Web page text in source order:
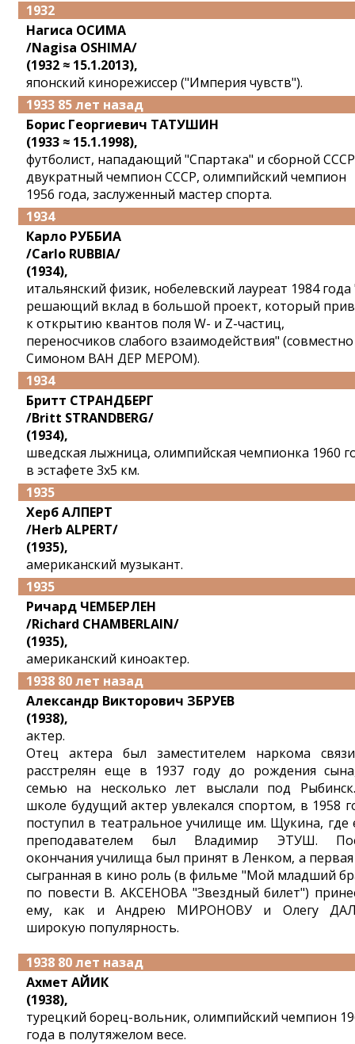
1932
Нагиса ОСИМА
/Nagisa OSHIMA/
(1932 ≈ 15.1.2013),
японский кинорежиссер ("Империя чувств").
1933 85 лет назад
Борис Георгиевич ТАТУШИН
(1933 ≈ 15.1.1998),
футболист, нападающий "Спартака" и сборной
двукратный чемпион СССР, олимпийский чемпион
1956 года, заслуженный мастер спорта.
1934
Карло РУББИА
/Carlo RUBBIA/
(1934),
итальянский физик, нобелевский лауреат 1984 года
решающий вклад в большой проект, который
к открытию квантов поля W- и Z-частиц,
переносчиков слабого взаимодействия" (совместно
Симоном ВАН ДЕР МЕРОМ).
1934
Бритт СТРАНДБЕРГ
/Britt STRANDBERG/
(1934),
шведская лыжница, олимпийская чемпионка 1960
в эстафете 3x5 км.
1935
Херб АЛПЕРТ
/Herb ALPERT/
(1935),
американский музыкант.
1935
Ричард ЧЕМБЕРЛЕН
/Richard CHAMBERLAIN/
(1935),
американский киноактер.
1938 80 лет назад
Александр Викторович ЗБРУЕВ
(1938),
актер.
Отец актера был заместителем наркома
расстрелян еще в 1937 году до рождения
семью на несколько лет выслали под
школе будущий актер увлекался спортом, в 1958
поступил в театральное училище им. Щукина, где
преподавателем был Владимир ЭТУШ.
окончания училища был принят в Ленком, а
сыгранная в кино роль (в фильме "Мой младший
по повести В. АКСЕНОВА "Звездный билет")
ему, как и Андрею МИРОНОВУ и Олегу
широкую популярность.
1938 80 лет назад
Ахмет АЙИК
(1938),
турецкий борец-вольник, олимпийский чемпион
года в полутяжелом весе.